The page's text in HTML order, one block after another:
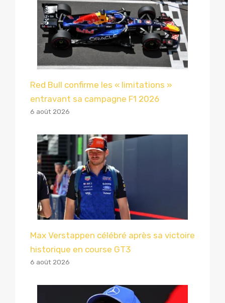
Red Bull confirme les « limitations »
entravant sa campagne F1 2026
6 août 2026
Max Verstappen célébré après sa victoire
historique en course GT3
6 août 2026